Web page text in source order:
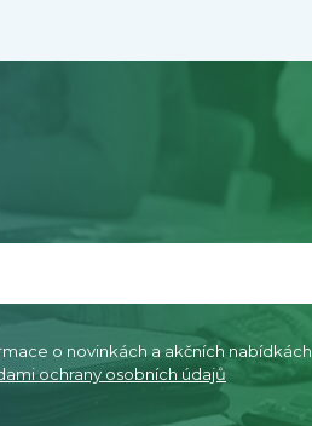
o novinkách a akčních nabídkách
ochrany osobních údajů